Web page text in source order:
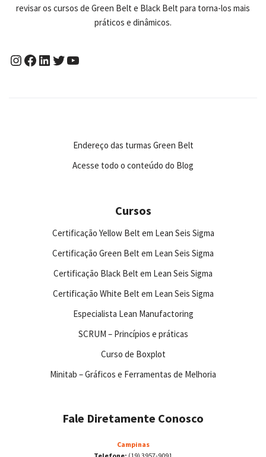
revisar os cursos de Green Belt e Black Belt para torna-los mais
práticos e dinâmicos.
Endereço das turmas Green Belt
Acesse todo o conteúdo do Blog
Cursos
Certificação Yellow Belt em Lean Seis Sigma
Certificação Green Belt em Lean Seis Sigma
Certificação Black Belt em Lean Seis Sigma
Certificação White Belt em Lean Seis Sigma
Especialista Lean Manufactoring
SCRUM – Princípios e práticas
Curso de Boxplot
Minitab – Gráficos e Ferramentas de Melhoria
Fale Diretamente Conosco
Campinas